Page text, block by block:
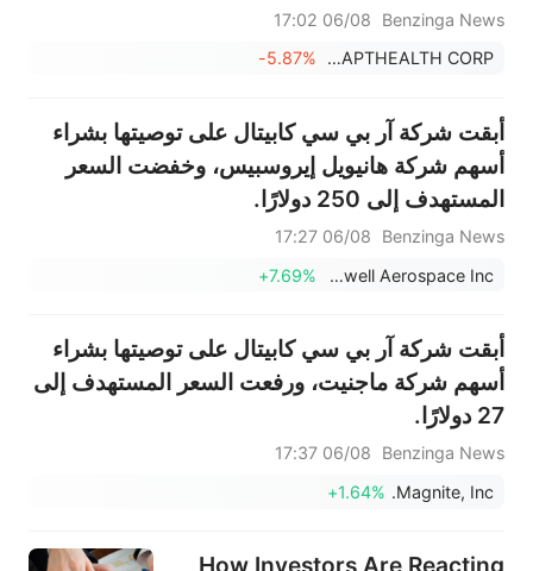
Benzinga News
06/08 17:02
ADAPTHEALTH CORP
-5.87%
أبقت شركة آر بي سي كابيتال على توصيتها بشراء
أسهم شركة هانيويل إيروسبيس، وخفضت السعر
المستهدف إلى 250 دولارًا.
Benzinga News
06/08 17:27
Honeywell Aerospace Inc
+7.69%
أبقت شركة آر بي سي كابيتال على توصيتها بشراء
أسهم شركة ماجنيت، ورفعت السعر المستهدف إلى
27 دولارًا.
Benzinga News
06/08 17:37
Magnite, Inc.
+1.64%
How Investors Are Reacting